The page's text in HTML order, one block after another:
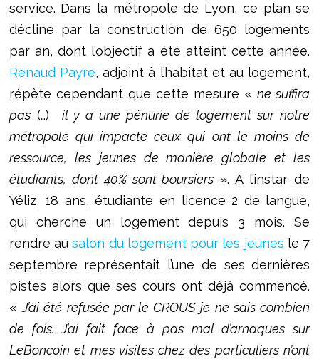
service. Dans la métropole de Lyon, ce plan se
décline par la construction de 650 logements
par an, dont l’objectif a été atteint cette année.
Renaud Payre, adjoint à l’habitat et au logement,
répète cependant que cette mesure «ne suffira
pas(…) il y a une pénurie de logement sur notre
métropole qui impacte ceux qui ont le moins de
ressource, les jeunes de manière globale et les
étudiants, dont 40% sont boursiers ». A l’instar de
Yéliz, 18 ans, étudiante en licence 2 de langue,
qui cherche un logement depuis 3 mois. Se
rendre ausalon du logement pour les jeunes le 7
septembre représentait l’une de ses dernières
pistes alors que ses cours ont déjà commencé.
«J’ai été refusée par le CROUS je ne sais combien
de fois. J’ai fait face à pas mal d’arnaques sur
LeBoncoin et mes visites chez des particuliers n’ont